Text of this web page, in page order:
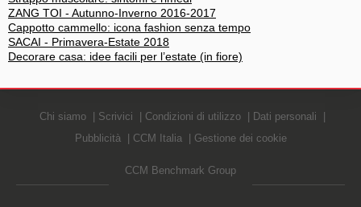
ZANG TOI - Autunno-Inverno 2016-2017
Cappotto cammello: icona fashion senza tempo
SACAI - Primavera-Estate 2018
Decorare casa: idee facili per l’estate (in fiore)
Chi siamo Scrivici Condizioni di utilizzo
Dati personali
Pubblicità
CCM Italia Gestione dei cookie
CCM Benchmark Group